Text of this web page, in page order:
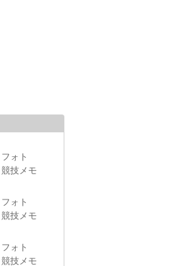
フォト
競技メモ
フォト
競技メモ
フォト
競技メモ